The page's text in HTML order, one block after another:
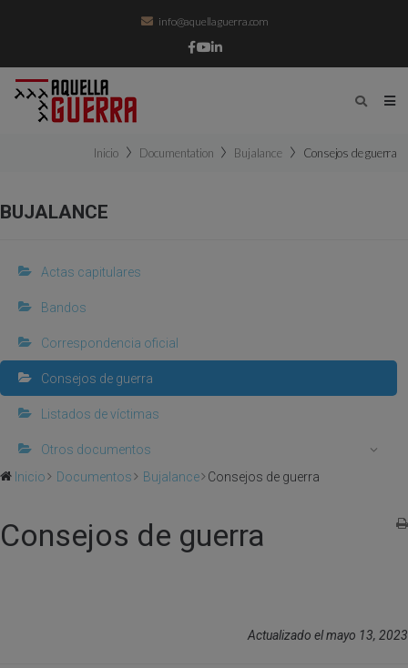
info@aquellaguerra.com
Inicio Documentation Bujalance Consejos de guerra
BUJALANCE
Actas capitulares
Bandos
Correspondencia oficial
Consejos de guerra
Listados de víctimas
Otros documentos
Inicio
Documentos Bujalance Consejos de guerra
Consejos de guerra
Actualizado el mayo 13, 2023